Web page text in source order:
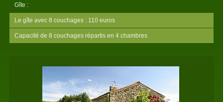
Gîte :
Le gîte avec 8 couchages : 110 euros
Capacité de 8 couchages répartis en 4 chambres